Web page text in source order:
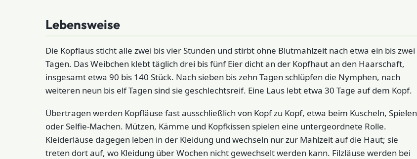
Lebensweise
Die Kopflaus sticht alle zwei bis vier Stunden und stirbt ohne Blutmahlzeit nach etwa ein bis zwei
Tagen. Das Weibchen klebt täglich drei bis fünf Eier dicht an der Kopfhaut an den Haarschaft,
insgesamt etwa 90 bis 140 Stück. Nach sieben bis zehn Tagen schlüpfen die Nymphen, nach
weiteren neun bis elf Tagen sind sie geschlechtsreif. Eine Laus lebt etwa 30 Tage auf dem Kopf.
Übertragen werden Kopfläuse fast ausschließlich von Kopf zu Kopf, etwa beim Kuscheln, Spielen
oder Selfie-Machen. Mützen, Kämme und Kopfkissen spielen eine untergeordnete Rolle.
Kleiderläuse dagegen leben in der Kleidung und wechseln nur zur Mahlzeit auf die Haut; sie
treten dort auf, wo Kleidung über Wochen nicht gewechselt werden kann. Filzläuse werden bei